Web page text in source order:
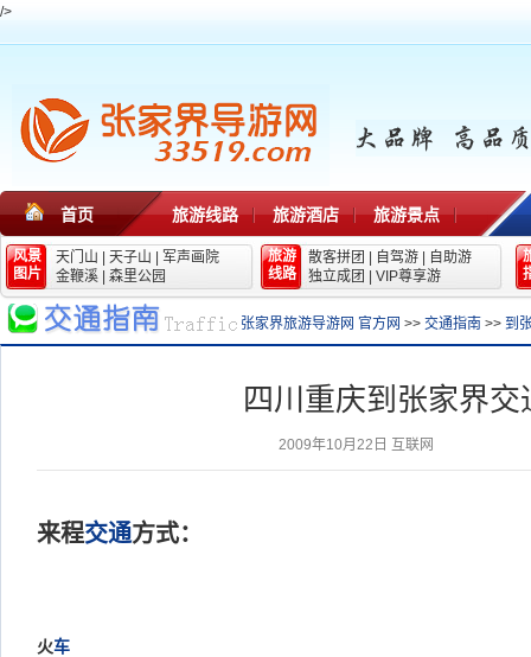
/>
首页 旅游线路 旅游酒店 旅游景点
风景
图片
天门山 天子山
军声画院
金鞭溪
森里公园
旅游
线路
散客拼团 自驾游
自助游
独立成团
VIP尊享游
张家界旅游导游网 官方网 >> 交通指南 >> 到
四川重庆到张家界交
2009年10月22日 互联网
来程交通方式：
火车